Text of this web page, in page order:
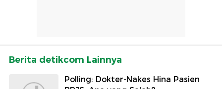
Berita detikcom Lainnya
Polling: Dokter-Nakes Hina Pasien